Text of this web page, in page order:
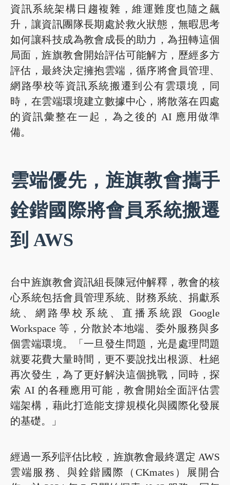
資訊系統架構日趨複雜，維運難度也隨之飆
升，讓資訊團隊長期處於救火狀態，無暇思考
如何讓科技成為教會成長的助力，為扭轉這個
局面，旌旗教會開始評估可能解方，歷經多方
評估，最終決定擁抱雲端，循序將會員管理、
網路學校等資訊系統搬遷到公有雲環境，同
時，在雲端環境建立數據中心，將散落在四處
的資訊彙整在一起，為之後的 AI 應用做準
備。
雲端優先，旌旗教會攜手
銓鍇國際將會員系統搬遷
到 AWS
台中旌旗教會資訊組長陳冠仲解釋，教會的核
心系統包括會員管理系統、財務系統、捐獻系
統、網路學校系統、直播系統跟 Google
Workspace 等，分散於本地端、委外服務與多
個雲端環境。「一旦發生問題，光是處理問題
就要花費大量時間，更不要說找出根源、杜絕
再次發生，為了更好解決這個挑戰，同時，探
索 AI 的各種應用可能，教會開始全面評估雲
端架構，藉此打造能支撐規模化與國際化發展
的基礎。」
經過一系列評估比較，旌旗教會最終選定 AWS
雲端服務、與銓鍇國際（CKmates）展開合